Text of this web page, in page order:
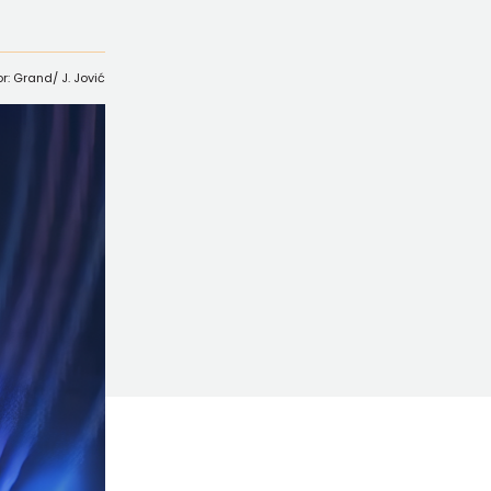
Grand/ J. Jović